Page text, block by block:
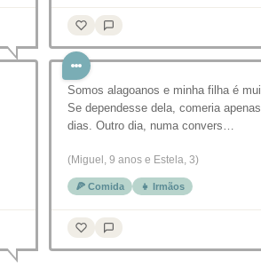
Somos alagoanos e minha filha é
Se dependesse dela, comeria
dias. Outro dia, numa convers…
(Miguel, 9 anos e Estela, 3)
🍕 Comida 👧 Irmãos